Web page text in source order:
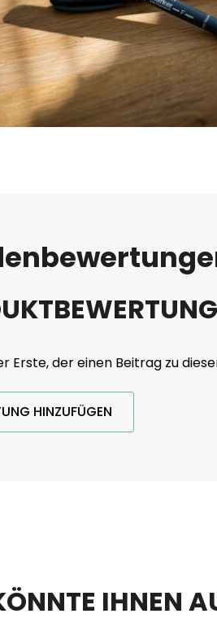
Erste, der einen Beitrag zu
HINZUFÜGEN
IHNEN